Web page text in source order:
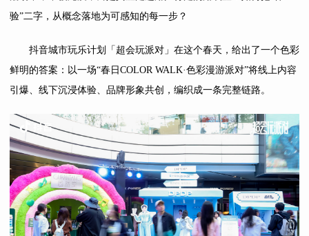
验”二字，从概念落地为可感知的每一步？
抖音城市玩乐计划「超会玩派对」在这个春天，给出了一个色彩
鲜明的答案：以一场“春日COLOR WALK·色彩漫游派对”将线上内容
引爆、线下沉浸体验、品牌形象共创，编织成一条完整链路。